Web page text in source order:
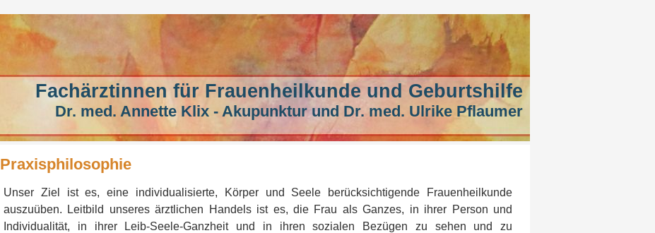
Fachärztinnen für Frauenheilkunde und Geburtshilfe
Dr. med. Annette Klix - Akupunktur und Dr. med. Ulrike Pflaumer
Praxisphilosophie
Unser Ziel ist es, eine individualisierte, Körper und Seele berücksichtigende Frauenheilkunde
auszuüben. Leitbild unseres ärztlichen Handels ist es, die Frau als Ganzes, in ihrer Person und
Individualität, in ihrer Leib-Seele-Ganzheit und in ihren sozialen Bezügen zu sehen und zu